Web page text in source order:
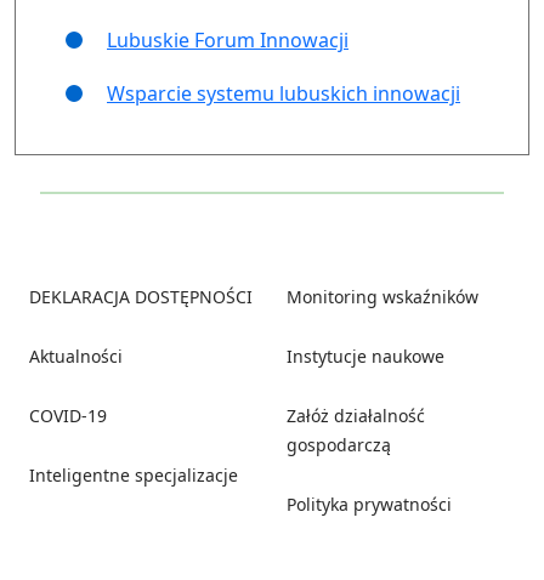
Lubuskie Forum Innowacji
Wsparcie systemu lubuskich innowacji
DEKLARACJA DOSTĘPNOŚCI
Aktualności
COVID-19
Inteligentne specjalizacje
Monitoring wskaźników
Instytucje naukowe
Załóż działalność
gospodarczą
Polityka prywatności